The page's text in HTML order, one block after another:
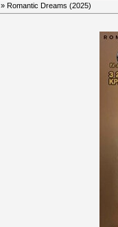
» Romantic Dreams (2025)